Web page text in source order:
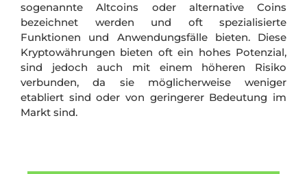
sogenannte Altcoins oder alternative Coins
bezeichnet werden und oft spezialisierte
Funktionen und Anwendungsfälle bieten. Diese
Kryptowährungen bieten oft ein hohes Potenzial,
sind jedoch auch mit einem höheren Risiko
verbunden, da sie möglicherweise weniger
etabliert sind oder von geringerer Bedeutung im
Markt sind.